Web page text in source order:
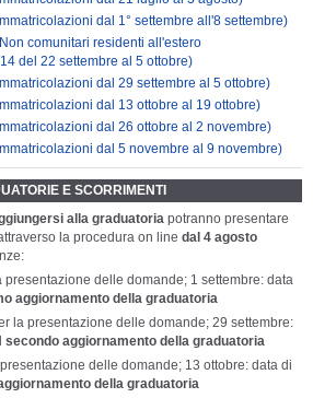
dal 1° settembre all'8 settembre)
comunitari residenti all'estero
del 22 settembre al 5 ottobre)
dal 29 settembre al 5 ottobre)
dal 13 ottobre al 19 ottobre)
dal 26 ottobre al 2 novembre)
dal 5 novembre al 9 novembre)
E SCORRIMENTI
alla graduatoria potranno presentare
la procedura on line dal 4 agosto
presentazione delle domande; 1 settembre: data
aggiornamento della graduatoria
la presentazione delle domande; 29 settembre:
secondo aggiornamento della graduatoria
delle domande; 13 ottobre: data di
della graduatoria